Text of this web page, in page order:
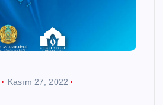
Kasım 27, 2022